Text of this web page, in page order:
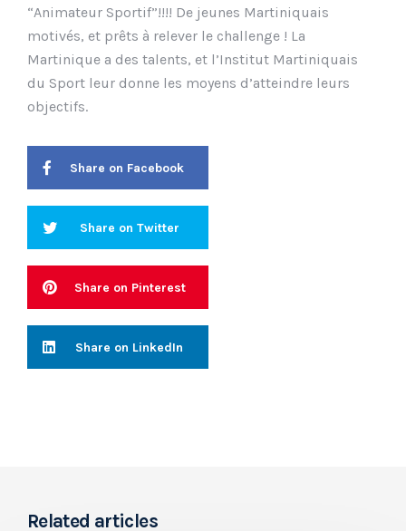
“Animateur Sportif”!!!! De jeunes Martiniquais
motivés, et prêts à relever le challenge ! La
Martinique a des talents, et l’Institut Martiniquais
du Sport leur donne les moyens d’atteindre leurs
objectifs.
Share on Facebook
Share on Twitter
Share on Pinterest
Share on LinkedIn
Related articles